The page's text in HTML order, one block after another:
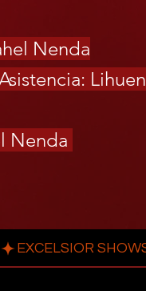
Nenda
Lihuen
Nenda